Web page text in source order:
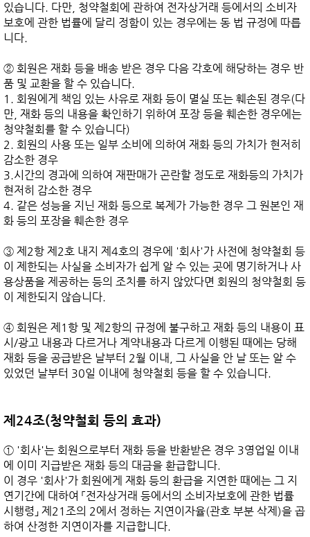
있습니다. 다만, 청약철회에 관하여 전자상거래 등에서의 소비자
보호에 관한 법률에 달리 정함이 있는 경우에는 동 법 규정에 따릅
니다.
② 회원은 재화 등을 배송 받은 경우 다음 각호에 해당하는 경우 반
품 및 교환을 할 수 있습니다.
1. 회원에게 책임 있는 사유로 재화 등이 멸실 또는 훼손된 경우(다
만, 재화 등의 내용을 확인하기 위하여 포장 등을 훼손한 경우에는
청약철회를 할 수 있습니다)
2. 회원의 사용 또는 일부 소비에 의하여 재화 등의 가치가 현저히
감소한 경우
3.시간의 경과에 의하여 재판매가 곤란할 정도로 재화등의 가치가
현저히 감소한 경우
4. 같은 성능을 지닌 재화 등으로 복제가 가능한 경우 그 원본인 재
화 등의 포장을 훼손한 경우
③ 제2항 제2호 내지 제4호의 경우에 '회사'가 사전에 청약철회 등
이 제한되는 사실을 소비자가 쉽게 알 수 있는 곳에 명기하거나 사
용상품을 제공하는 등의 조치를 하지 않았다면 회원의 청약철회 등
이 제한되지 않습니다.
④ 회원은 제1항 및 제2항의 규정에 불구하고 재화 등의 내용이 표
시/광고 내용과 다르거나 계약내용과 다르게 이행된 때에는 당해
재화 등을 공급받은 날부터 2월 이내, 그 사실을 안 날 또는 알 수
있었던 날부터 30일 이내에 청약철회 등을 할 수 있습니다.
제24조(청약철회 등의 효과)
① '회사'는 회원으로부터 재화 등을 반환받은 경우 3영업일 이내
에 이미 지급받은 재화 등의 대금을 환급합니다.
이 경우 '회사'가 회원에게 재화 등의 환급을 지연한 때에는 그 지
연기간에 대하여 「전자상거래 등에서의 소비자보호에 관한 법률
시행령」 제21조의 2에서 정하는 지연이자율(관호 부분 삭제)을 곱
하여 산정한 지연이자를 지급합니다.